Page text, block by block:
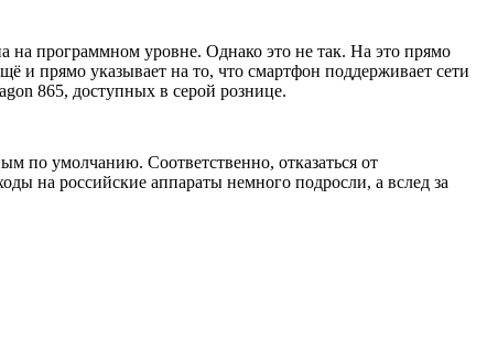
на программном уровне. Однако это не так. На это прямо
и прямо указывает на то, что смартфон поддерживает сети
865, доступных в серой рознице.
по умолчанию. Соответственно, отказаться от
на российские аппараты немного подросли, а вслед за